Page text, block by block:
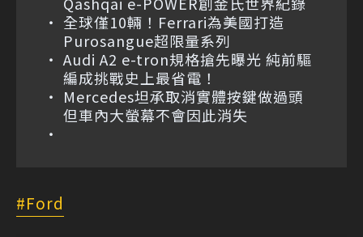
全球僅10輛！Ferrari為美國打造
Purosangue超限量系列
Audi A2 e-tron規格搶先曝光 純前驅
編成挑戰史上最省電！
Mercedes坦承取消實體按鍵做過頭
但車內大螢幕不會因此消失
Ford